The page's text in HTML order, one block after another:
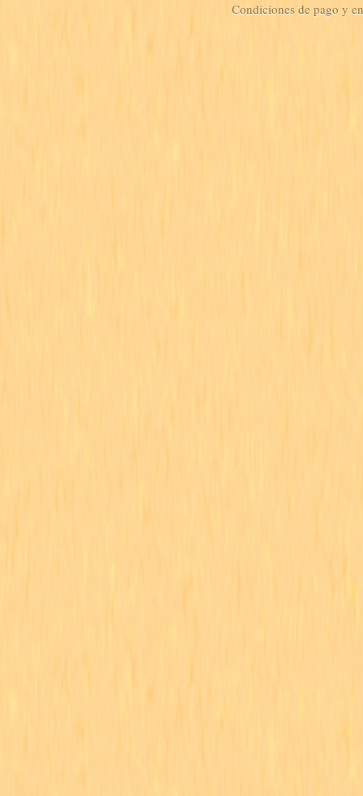
Condiciones de pago y